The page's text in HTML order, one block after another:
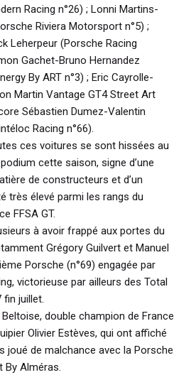
Racing n°26) ; Lonni Martins-
Riviera Motorsport n°5) ;
Leherpeur (Porsche Racing
Gachet-Bruno Hernandez
By ART n°3) ; Eric Cayrolle-
Martin Vantage GT4 Street Art
Sébastien Dumez-Valentin
Racing n°66).
ces voitures se sont hissées au
cette saison, signe d’une
de constructeurs et d’un
très élevé parmi les rangs du
FFSA GT.
à avoir frappé aux portes du
Grégory Guilvert et Manuel
Porsche (n°69) engagée par
victorieuse par ailleurs des Total
fin juillet.
double champion de France
Olivier Estèves, qui ont affiché
joué de malchance avec la Porsche
By Alméras.